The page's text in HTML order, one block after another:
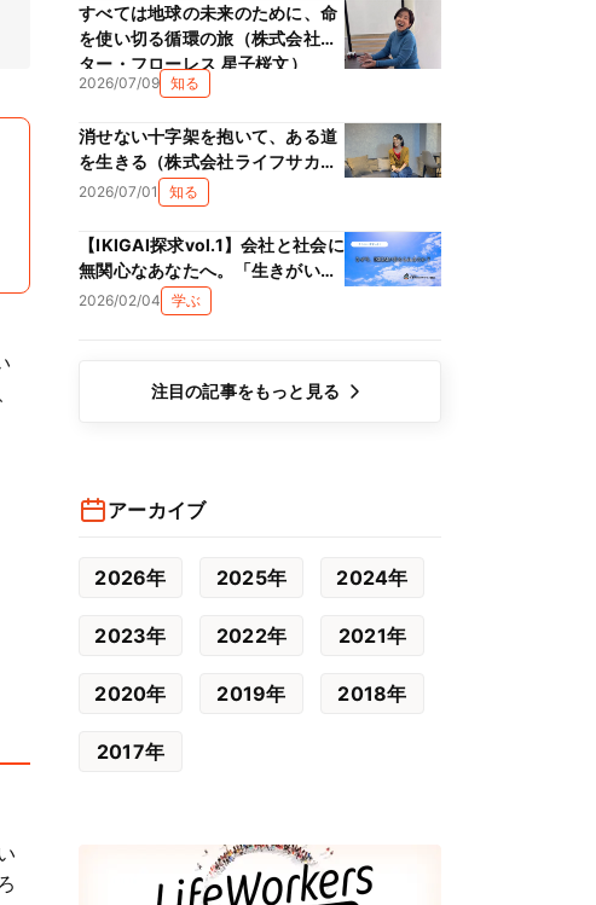
すべては地球の未来のために、命
を使い切る循環の旅（株式会社ス
ター・フローレス 星子桜文）
2026/07/09 知る
消せない十字架を抱いて、ある道
を生きる（株式会社ライフサカス
西部沙緒里）
2026/07/01 知る
【IKIGAI探求vol.1】会社と社会に
無関心なあなたへ。「生きがい
（IKIGAI）」は、単なる精神論で
はない理由
2026/02/04 学ぶ
注目の記事をもっと見る
アーカイブ
2026年 2025年 2024年
2023年 2022年 2021年
2020年 2019年 2018年
2017年